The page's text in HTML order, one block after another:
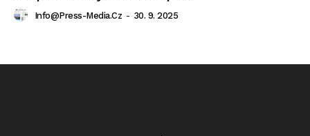
Info@press-Media.cz - 30. 9. 2025